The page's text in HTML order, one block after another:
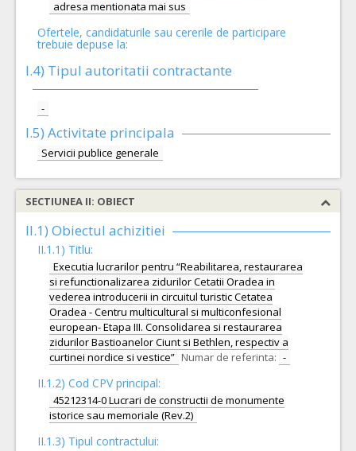
adresa mentionata mai sus
Ofertele, candidaturile sau cererile de participare
trebuie depuse la:
I.4) Tipul autoritatii contractante
-
I.5) Activitate principala
Servicii publice generale
SECTIUNEA II: OBIECT
II.1) Obiectul achizitiei
II.1.1) Titlu:
Executia lucrarilor pentru “Reabilitarea, restaurarea
si refunctionalizarea zidurilor Cetatii Oradea in
vederea introducerii in circuitul turistic Cetatea
Oradea - Centru multicultural si multiconfesional
european- Etapa III. Consolidarea si restaurarea
zidurilor Bastioanelor Ciunt si Bethlen, respectiv a
curtinei nordice si vestice” Numar de referinta: -
II.1.2) Cod CPV principal:
45212314-0 Lucrari de constructii de monumente
istorice sau memoriale (Rev.2)
II.1.3) Tipul contractului: